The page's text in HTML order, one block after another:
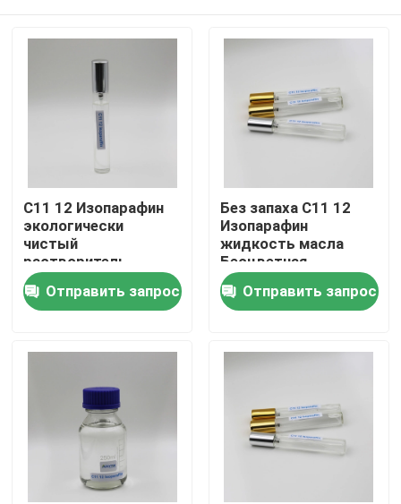
Дом
C11 12 Изопарафин
экологически
чистый
растворитель
покрытия на водной
основе
Отправить запрос
Без запаха C11 12
Изопарафин
жидкость масла
Бесцветная
Прозрачная для
обработки металлов
Отправить запрос